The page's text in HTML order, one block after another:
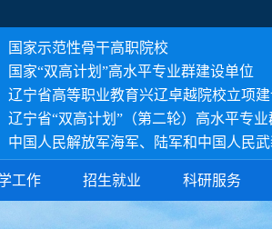
国家示范性骨干高职院校
国家“双高计划”高水平专业群建设单位
辽宁省高等职业教育兴辽卓越院校立项
辽宁省“双高计划”（第二轮）高水平专
中国人民解放军海军、陆军和中国人民
工作 招生就业 科研服务